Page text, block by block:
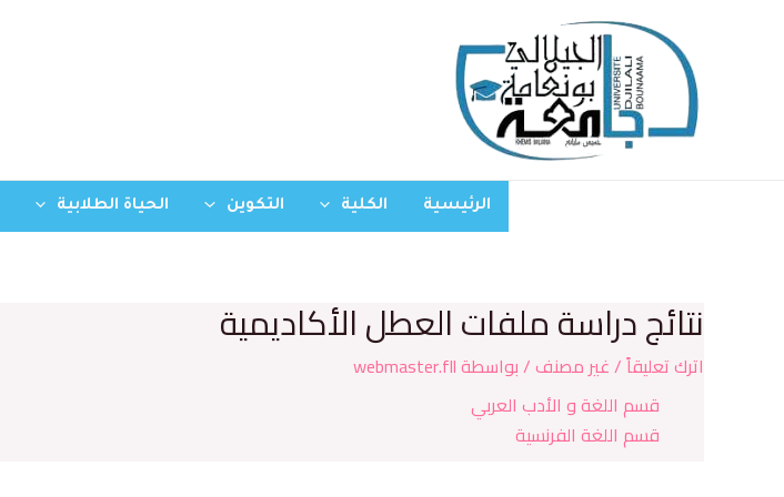
الرئيسية الكلية التكوين الحياة الطلابية
نتائج دراسة ملفات العطل الأكاديمية
اترك تعليقاً/غير مصنف/ بواسطةwebmaster.fll
قسم اللغة و الأدب العربي
قسم اللغة الفرنسية